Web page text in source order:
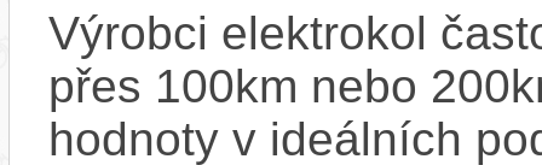
Výrobci elektrokol
přes 100km nebo
hodnoty v ideálních